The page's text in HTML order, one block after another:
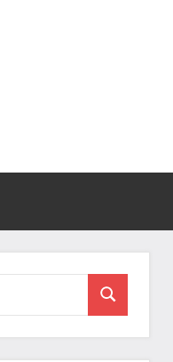
Pesquisa